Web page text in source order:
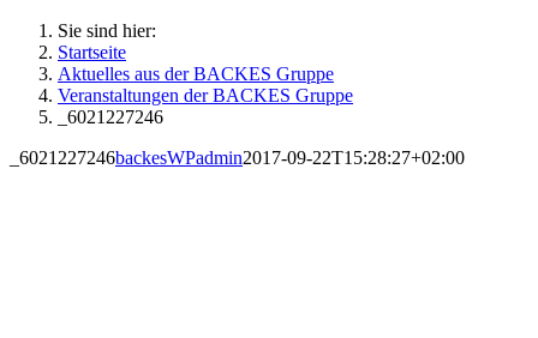
Sie sind hier:
Startseite
Aktuelles aus der BACKES Gruppe
Veranstaltungen der BACKES Gruppe
_6021227246
_6021227246backesWPadmin2017-09-22T15:28:27+02:00